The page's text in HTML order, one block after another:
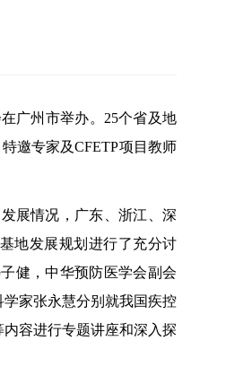
广州市举办。25个省及地
邀专家及CFETP项目教师
展情况，广东、浙江、深
地发展规划进行了充分讨
健，中华预防医学会副会
家张永慧分别就我国疾控
容进行专题讲座和深入探